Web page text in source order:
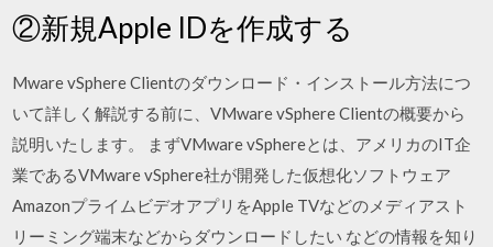
②新規Apple IDを作成する
Mware vSphere Clientのダウンロード・インストール方法につ
いて詳しく解説する前に、VMware vSphere Clientの概要から
説明いたします。 まずVMware vSphereとは、アメリカのIT企
業であるVMware vSphere社が開発した仮想化ソフトウェア
AmazonプライムビデオアプリをApple TVなどのメディアスト
リーミング端末などからダウンロードしたい などの情報を知り